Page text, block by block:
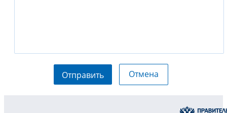
Отправить Отмена